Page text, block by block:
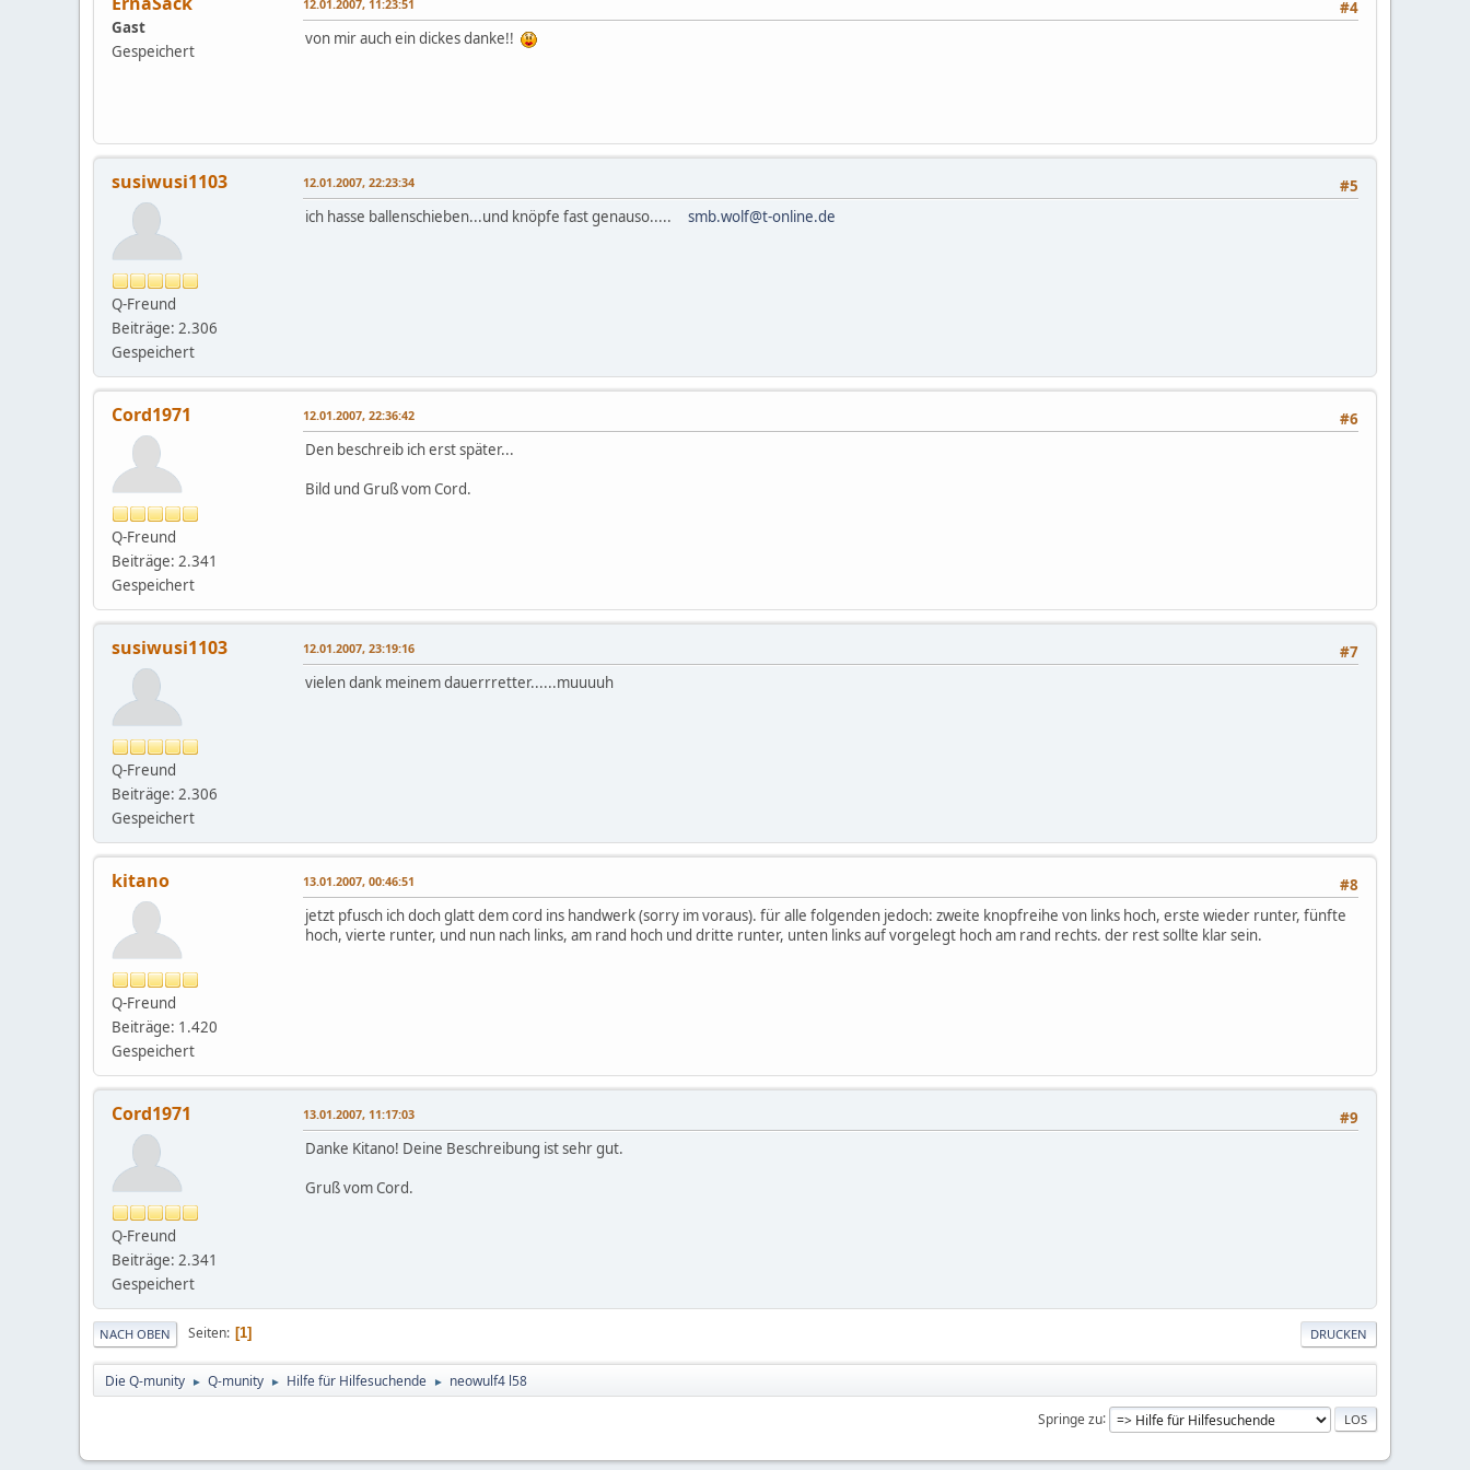
Gast
Gespeichert
#4
12.01.2007, 11:23:51
von mir auch ein dickes danke!!
susiwusi1103
Q-Freund
Beiträge: 2.306
Gespeichert
#5
12.01.2007, 22:23:34
ich hasse ballenschieben...und knöpfe fast genauso..... smb.wolf@t-online.de
Cord1971
Q-Freund
Beiträge: 2.341
Gespeichert
#6
12.01.2007, 22:36:42
Den beschreib ich erst später...
Bild und Gruß vom Cord.
susiwusi1103
Q-Freund
Beiträge: 2.306
Gespeichert
#7
12.01.2007, 23:19:16
vielen dank meinem dauerrretter......muuuuh
kitano
Q-Freund
Beiträge: 1.420
Gespeichert
#8
13.01.2007, 00:46:51
jetzt pfusch ich doch glatt dem cord ins handwerk (sorry im voraus). für alle folgenden jedoch: zweite knopfreihe von links hoch, erste wieder runter, fünfte
hoch, vierte runter, und nun nach links, am rand hoch und dritte runter, unten links auf vorgelegt hoch am rand rechts. der rest sollte klar sein.
Cord1971
Q-Freund
Beiträge: 2.341
Gespeichert
#9
13.01.2007, 11:17:03
Danke Kitano! Deine Beschreibung ist sehr gut.
Gruß vom Cord.
DRUCKEN
NACH OBEN Seiten 1
Die Q-munity ► Q-munity ► Hilfe für Hilfesuchende ► neowulf4 l58
Springe zu